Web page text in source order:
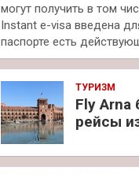
могут получить в том
Instant e-visa введена
паспорте есть
ТУРИЗМ
Fly Arna
рейсы